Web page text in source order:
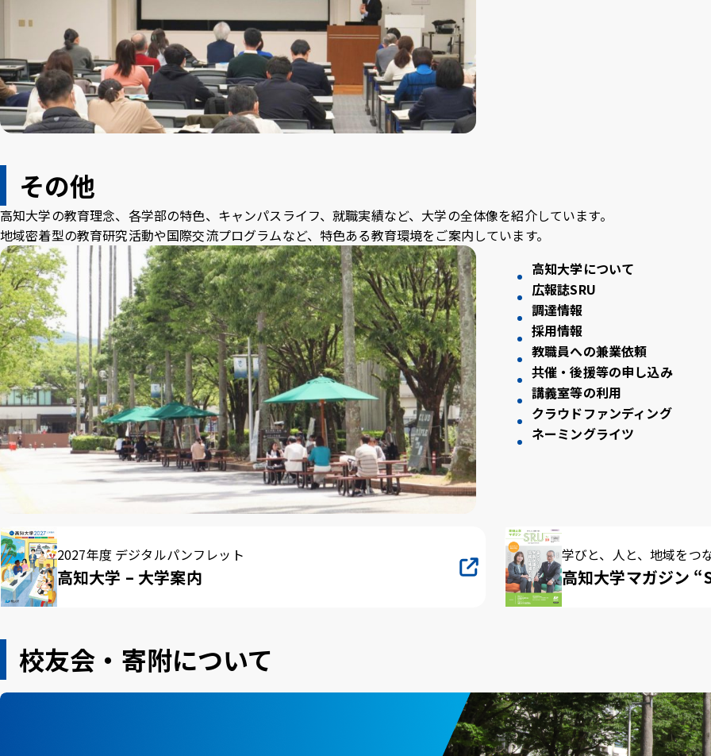
その他
高知大学の教育理念、各学部の特色、キャンパスライフ、就職実績など、大学の全体像を紹介しています。
地域密着型の教育研究活動や国際交流プログラムなど、特色ある教育環境をご案内しています。
高知大学について
広報誌SRU
調達情報
採用情報
教職員への兼業依頼
共催・後援等の申し込み
講義室等の利用
クラウドファンディング
ネーミングライツ
2027年度 デジタルパンフレット
高知大学 – 大学案内
学びと、人と、地域をつ
高知大学マガジン
校友会・寄附について